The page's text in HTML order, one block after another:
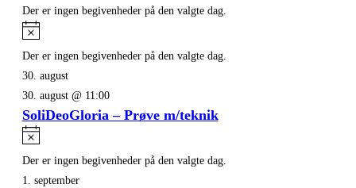
Der er ingen begivenheder på den valgte dag.
Notice
Der er ingen begivenheder på den valgte dag.
30. august
30. august @ 11:00
SoliDeoGloria – Prøve m/teknik
Notice
Der er ingen begivenheder på den valgte dag.
1. september